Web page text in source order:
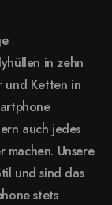
in zehn
und Ketten in
auch jedes
Unsere
und sind das
stets